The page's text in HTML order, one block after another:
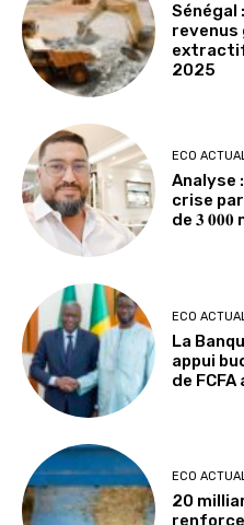
Sénégal
revenus
2025
ECO
Analyse
crise
de 𝟑
ECO
La
appui
de FCFA
ECO
20